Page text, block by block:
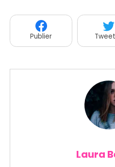
Publier
Laura